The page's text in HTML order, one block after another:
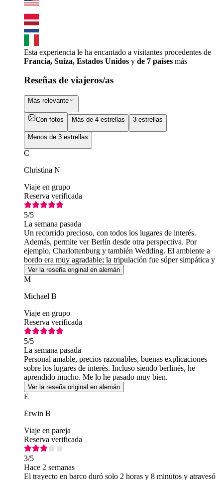
Esta experiencia le ha encantado a visitantes procedentes de
Francia, Suiza, Estados Unidos y de 7 países más
Reseñas de viajeros/as
Más relevante
Con fotos Más de 4 estrellas 3 estrellas
Menos de 3 estrellas
C
Christina N
Viaje en grupo
Reserva verificada
5/5
La semana pasada
Un recorrido precioso, con todos los lugares de interés.
Además, permite ver Berlín desde otra perspectiva. Por
ejemplo, Charlottenburg y también Wedding. El ambiente a
bordo era muy agradable; la tripulación fue súper simpática y
atenta.
Ver la reseña original en alemán
M
Michael B
Viaje en grupo
Reserva verificada
5/5
La semana pasada
Personal amable, precios razonables, buenas explicaciones
sobre los lugares de interés. Incluso siendo berlinés, he
aprendido mucho. Me lo he pasado muy bien.
Ver la reseña original en alemán
E
Erwin B
Viaje en pareja
Reserva verificada
3/5
Hace 2 semanas
El trayecto en barco duró solo 2 horas y 8 minutos y atravesó